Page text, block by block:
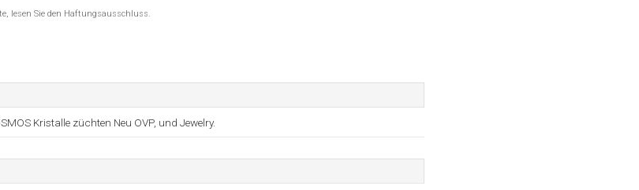
lesen Sie den Haftungsausschluss.
Kristalle züchten Neu OVP, und Jewelry.